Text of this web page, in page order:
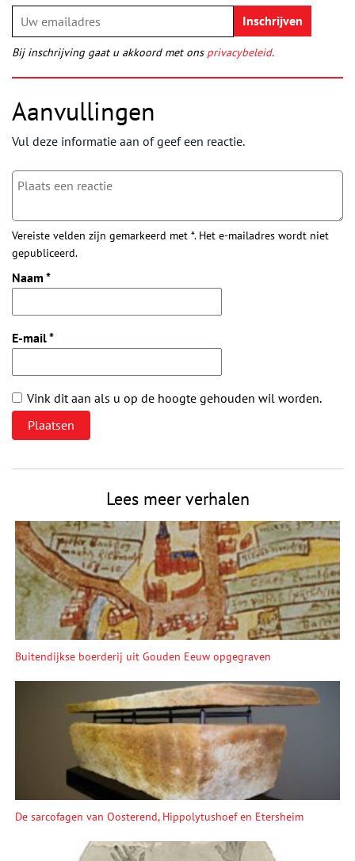
Bij inschrijving gaat u akkoord met ons privacybeleid.
Aanvullingen
Vul deze informatie aan of geef een reactie.
Vereiste velden zijn gemarkeerd met *. Het e-mailadres wordt niet
gepubliceerd.
Naam *
E-mail*
Vink dit aan als u op de hoogte gehouden wil worden.
Lees meer verhalen
Buitendijkse boerderij uit Gouden Eeuw opgegraven
De sarcofagen van Oosterend, Hippolytushoef en Etersheim